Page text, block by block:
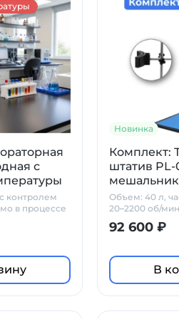
с
Т
контролем
в процессе
Новинка
Комплект:
штатив PL-
мешальник
Объем: 40 л,
20–2200 об/
92 600 ₽
В